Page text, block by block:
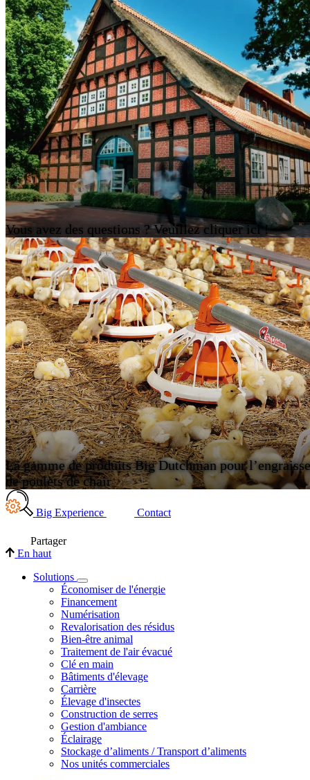
Vous avez des questions ? Veuillez cliquer ici !
La gamme de produits Big Dutchman pour
de poulets de chair
Big Experience Contact
Partager
En haut
Solutions
Économiser de l'énergie
Financement
Numérisation
Revalorisation des résidus
Bien-être animal
Traitement de l'air évacué
Clé en main
Bâtiments d'élevage
Carrière
Élevage d'insectes
Construction de serres
Gestion d'ambiance
Éclairage
Stockage d’aliments / Transport d’aliments
Nos unités commerciales